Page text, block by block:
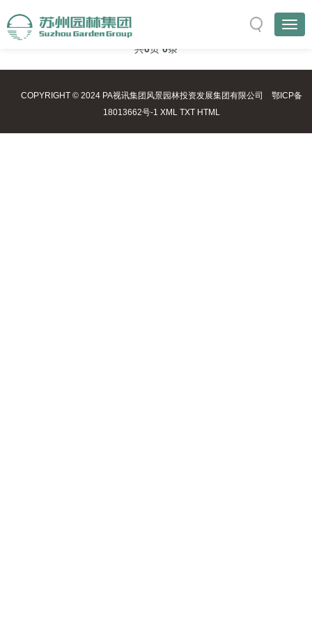
首页
TAG标签
共0页 0条
COPYRIGHT © 2024 PA视讯集团风景园林投资发展集团有限公司 鄂ICP备
18013662号-1 XML TXT HTML